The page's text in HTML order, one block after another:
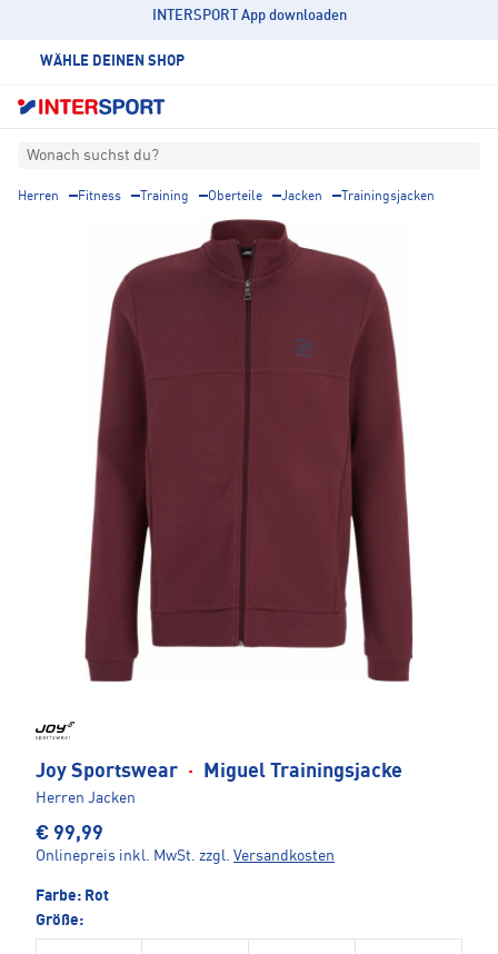
INTERSPORT App downloaden
WÄHLE DEINEN SHOP
Wonach suchst du?
Herren Fitness Training Oberteile Jacken Trainingsjacken
Joy Sportswear · Miguel Trainingsjacke
Herren Jacken
€ 99,99
Onlinepreis inkl. MwSt. zzgl. Versandkosten
Farbe: Rot
Größe: